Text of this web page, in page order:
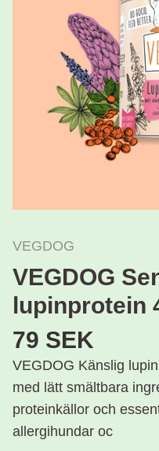
VEGDOG
VEGDOG
lupinprotein
79 SEK
VEGDOG Känslig
med lätt smältbara
proteinkällor och
allergihundar oc